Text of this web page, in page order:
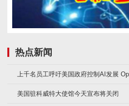
热点新闻
上千名员工呼吁美国政府控制AI发展
美国驻科威特大使馆今天宣布将关闭